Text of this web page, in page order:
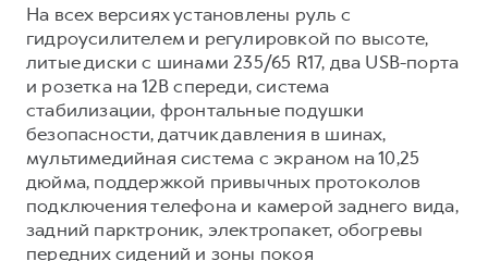
На всех версиях установлены руль с
гидроусилителем и регулировкой по высоте,
литые диски с шинами 235/65 R17, два USB-порта
и розетка на 12В спереди, система
стабилизации, фронтальные подушки
безопасности, датчик давления в шинах,
мультимедийная система с экраном на 10,25
дюйма, поддержкой привычных протоколов
подключения телефона и камерой заднего вида,
задний парктроник, электропакет, обогревы
передних сидений и зоны покоя